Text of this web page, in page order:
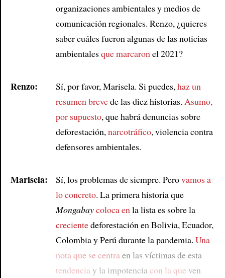
organizaciones ambientales y medios de
comunicación regionales. Renzo, ¿quieres
saber cuáles fueron algunas de las noticias
ambientalesque marcaron el 2021?
Renzo: Sí, por favor, Marisela. Si puedes, haz un
resumen brevede las diez historias. Asumo,
por supuesto, que habrá denuncias sobre
deforestación, narcotráfico, violencia contra
defensores ambientales.
Marisela: Sí, los problemas de siempre. Perovamos a
lo concreto. La primera historia que
Mongabaycoloca en la lista es sobre la
crecientedeforestación en Bolivia, Ecuador,
Colombia y Perú durante la pandemia. Una
nota que se centra en las víctimas de esta
tendencia y la impotencia con la que ven